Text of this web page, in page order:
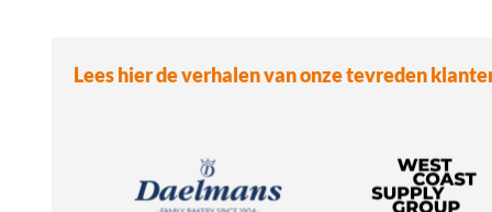
Lees hier de verhalen van onze tevreden